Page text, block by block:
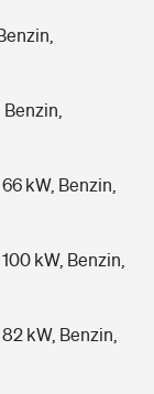
kW, Benzin,
kW, Benzin,
kW, Benzin,